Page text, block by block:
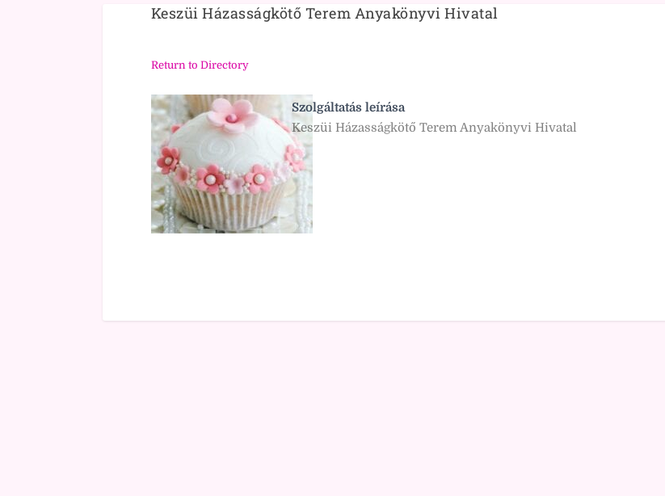
Keszüi Házasságkötő Terem Anyakönyvi Hivatal
Return to Directory
Szolgáltatás leírása
Keszüi Házasságkötő Terem Anyakönyvi Hivatal